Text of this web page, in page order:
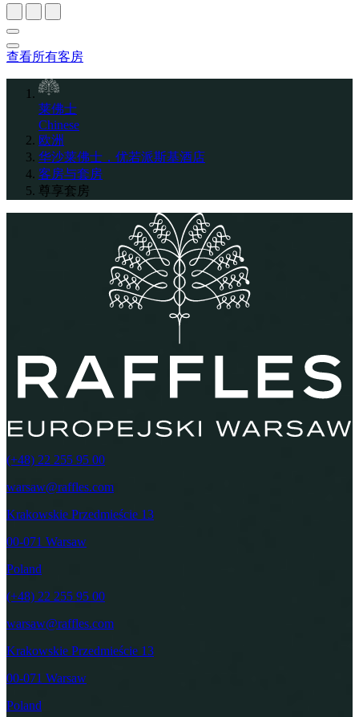
查看所有客房
莱佛士
Chinese
欧洲
华沙莱佛士，优若派斯基酒店
客房与套房
尊享套房
(+48) 22 255 95 00
warsaw@raffles.com
Krakowskie Przedmieście 13
00-071 Warsaw
Poland
(+48) 22 255 95 00
warsaw@raffles.com
Krakowskie Przedmieście 13
00-071 Warsaw
Poland